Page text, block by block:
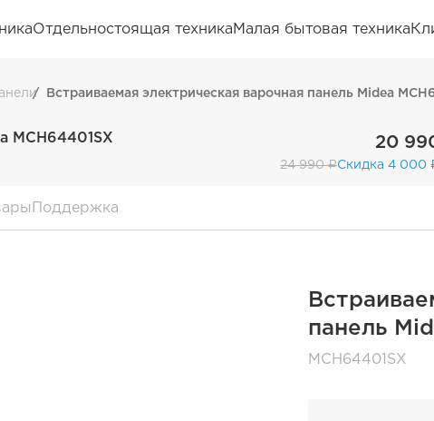
Отдельностоящая техникаМалая бытовая техника
Встраиваемая электрическая варочная панель Midea
MCH64401SX 20
24 990 ₽Скидка 4 000
Поддержка
панель
MCH64401SX